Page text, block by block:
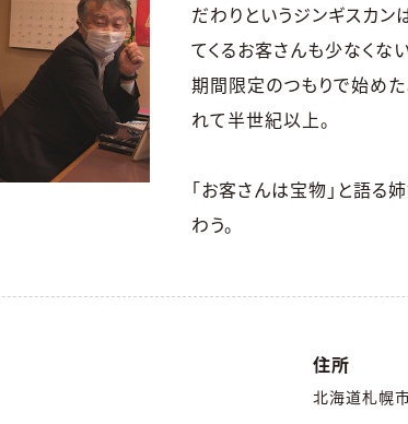
だわりというジンギスカン
てくるお客さんも少なくない
期間限定のつもりで始めた
れて半世紀以上。
「お客さんは宝物」と語る
わう。
住所
北海道札幌